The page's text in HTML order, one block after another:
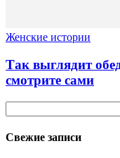
Женские истории
Так выглядит
смотрите сами
Свежие записи